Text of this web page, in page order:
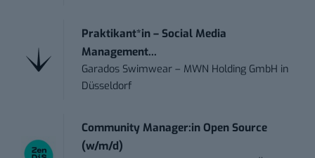
Praktikant*in – Social Media
Management...
Garados Swimwear – MWN Holding GmbH in
Düsseldorf
Community Manager:in Open Source
(w/m/d)